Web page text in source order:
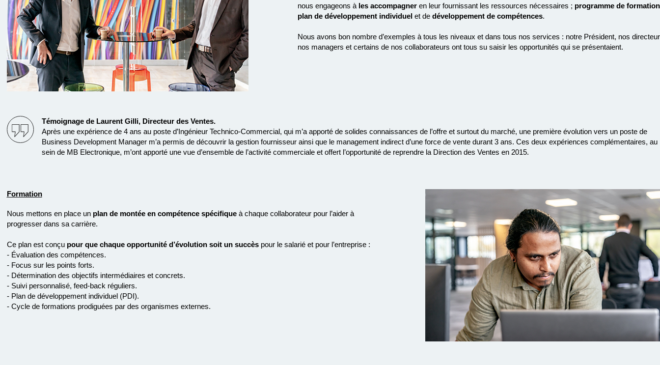
nous engageons à les accompagneren leur fournissant les ressources nécessaires ; programme de
plan de développement individuelet de développement de compétences.
Nous avons bon nombre d’exemples à tous les niveaux et dans tous nos services : notre Président, nos
nos managers et certains de nos collaborateurs ont tous su saisir les opportunités qui se présentaient.
Témoignage de Laurent Gilli, Directeur des Ventes.
Après une expérience de 4 ans au poste d’Ingénieur Technico-Commercial, qui m’a apporté de solides connaissances de l’offre et surtout du marché, une première évolution vers un poste de
Business Development Manager m’a permis de découvrir la gestion fournisseur ainsi que le management indirect d’une force de vente durant 3 ans. Ces deux expériences complémentaires, au
sein de MB Electronique, m’ont apporté une vue d’ensemble de l’activité commerciale et offert l’opportunité de reprendre la Direction des Ventes en 2015.
Formation
Nous mettons en place un plan de montée en compétence spécifiqueà chaque collaborateur pour l’aider à
progresser dans sa carrière.
Ce plan est conçu pour que chaque opportunité d’évolution soit un succèspour le salarié et pour l’entreprise :
- Évaluation des compétences.
- Focus sur les points forts.
- Détermination des objectifs intermédiaires et concrets.
- Suivi personnalisé, feed-back réguliers.
- Plan de développement individuel (PDI).
- Cycle de formations prodiguées par des organismes externes.